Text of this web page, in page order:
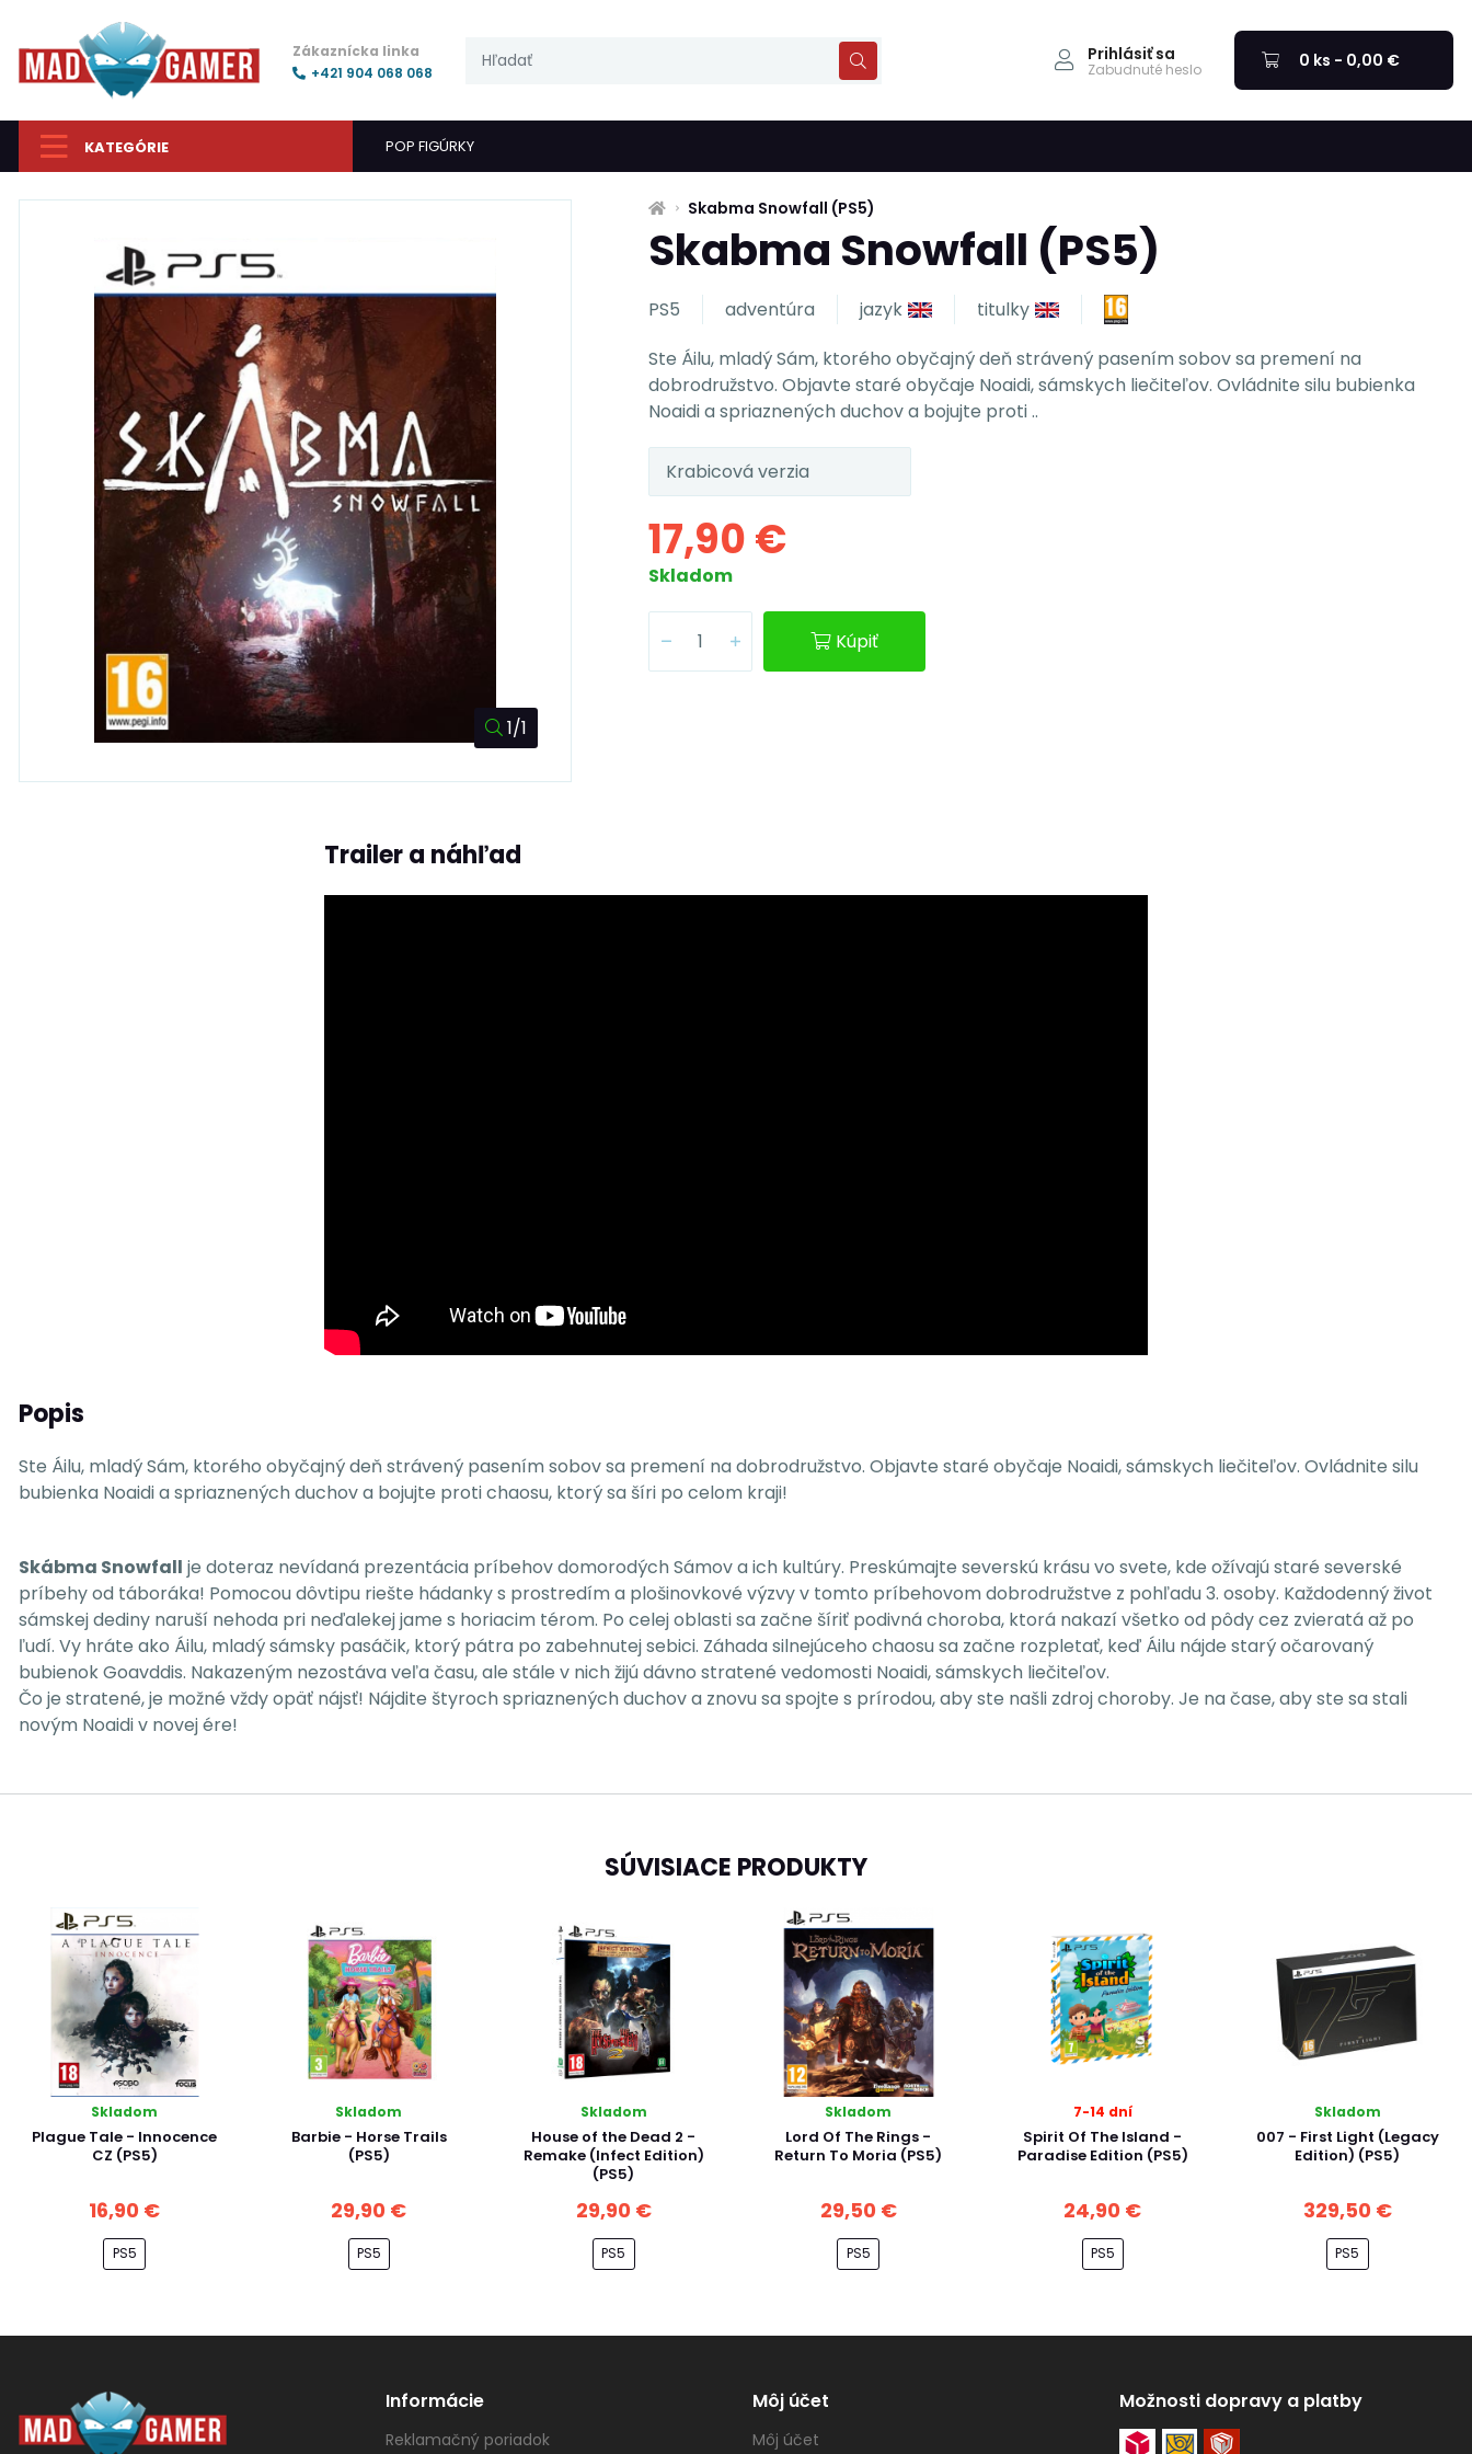
Zákaznícka linka
+421 904 068 068
Prihlásiť sa
Zabudnuté heslo 0 ks - 0,00 €
KATEGÓRIE POP FIGÚRKY
1/1
Skabma Snowfall (PS5)
Skabma Snowfall (PS5)
PS5 adventúra jazyk
titulky
Ste Áilu, mladý Sám, ktorého obyčajný deň strávený pasením sobov sa premení na
dobrodružstvo. Objavte staré obyčaje Noaidi, sámskych liečiteľov. Ovládnite silu bubienka
Noaidi a spriaznených duchov a bojujte proti ..
Krabicová verzia
17,90 €
Skladom
Kúpiť
Trailer a náhľad
Popis
Ste Áilu, mladý Sám, ktorého obyčajný deň strávený pasením sobov sa premení na dobrodružstvo. Objavte staré obyčaje Noaidi, sámskych liečiteľov. Ovládnite silu
bubienka Noaidi a spriaznených duchov a bojujte proti chaosu, ktorý sa šíri po celom kraji!
Skábma Snowfall je doteraz nevídaná prezentácia príbehov domorodých Sámov a ich kultúry. Preskúmajte severskú krásu vo svete, kde ožívajú staré severské
príbehy od táboráka! Pomocou dôvtipu riešte hádanky s prostredím a plošinovkové výzvy v tomto príbehovom dobrodružstve z pohľadu 3. osoby. Každodenný život
sámskej dediny naruší nehoda pri neďalekej jame s horiacim térom. Po celej oblasti sa začne šíriť podivná choroba, ktorá nakazí všetko od pôdy cez zvieratá až po
ľudí. Vy hráte ako Áilu, mladý sámsky pasáčik, ktorý pátra po zabehnutej sebici. Záhada silnejúceho chaosu sa začne rozpletať, keď Áilu nájde starý očarovaný
bubienok Goavddis. Nakazeným nezostáva veľa času, ale stále v nich žijú dávno stratené vedomosti Noaidi, sámskych liečiteľov.
Čo je stratené, je možné vždy opäť nájsť! Nájdite štyroch spriaznených duchov a znovu sa spojte s prírodou, aby ste našli zdroj choroby. Je na čase, aby ste sa stali
novým Noaidi v novej ére!
SÚVISIACE PRODUKTY
Skladom
Plague Tale - Innocence
CZ (PS5)
16,90 €
PS5
Skladom
Barbie - Horse Trails
(PS5)
29,90 €
PS5
Skladom
House of the Dead 2 -
Remake (Infect Edition)
(PS5)
29,90 €
PS5
Skladom
Lord Of The Rings -
Return To Moria (PS5)
29,50 €
PS5
7-14 dní
Spirit Of The Island -
Paradise Edition (PS5)
24,90 €
PS5
Skladom
007 - First Light (Legacy
Edition) (PS5)
329,50 €
PS5
Informácie
Reklamačný poriadok
Môj účet
Môj účet
Možnosti dopravy a platby